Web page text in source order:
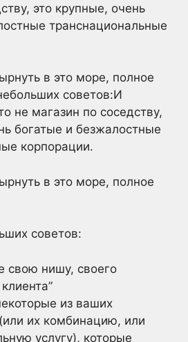
это крупные, очень
транснациональные
в это море, полное
советов:И
не магазин по соседству,
богатые и безжалостные
корпорации.
в это море, полное
советов:
свою нишу, своего
из ваших
их комбинацию, или
услугу), которые